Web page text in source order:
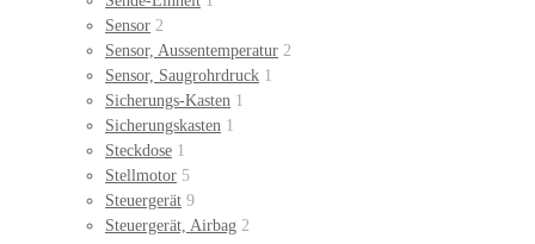
Sensor 2
Sensor, Aussentemperatur 2
Sensor, Saugrohrdruck 1
Sicherungs-Kasten 1
Sicherungskasten 1
Steckdose 1
Stellmotor 5
Steuergerät 9
Steuergerät, Airbag 2